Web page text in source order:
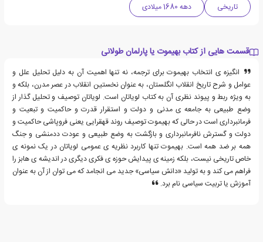
تاریخی
دهه 1680 میلادی
قسمت هایی از کتاب بهیموت یا پارلمان طولانی
انگیزه ی انتخاب بهیموت برای ترجمه، نه تنها اهمیت آن به دلیل تحلیل علل و
عوامل و شرح تاریخ انقلاب انگلستان، به عنوان نخستین انقلاب در عصر مدرن، بلکه و
به ویژه ربط و پیوند نظری آن به کتاب لویاتان است. لویاتان توصیف و تحلیل گذار از
وضع طبیعی به جامعه ی مدنی و دولت و استقرار قدرت و حاکمیت و تبعیت و
فرمانبرداری است در حالی که بهیموت توصیف روند قهقرایی یعنی فروپاشی حاکمیت و
دولت و گسترش نافرمانبرداری و بازگشت به وضع طبیعی و عودت ددمنشی و جنگ
همه بر ضد همه است. بهیموت تنها کاربرد نظریه ی عمومی لویاتان در یک نمونه ی
خاص تاریخی نیست، بلکه زمینه ی پیدایش حوزه ی فکری دیگری در اندیشه ی هابز را
فراهم می کند و به تولید «دانش سیاسی» جدید می انجامد که می توان از آن به عنوان
آموزش یا تربیت سیاسی نام برد.